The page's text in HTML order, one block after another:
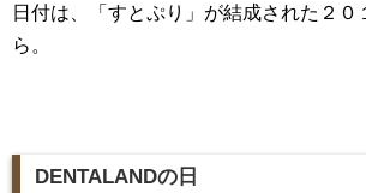
日付は、「すとぷり」が結成された２０
ら。
DENTALANDの日